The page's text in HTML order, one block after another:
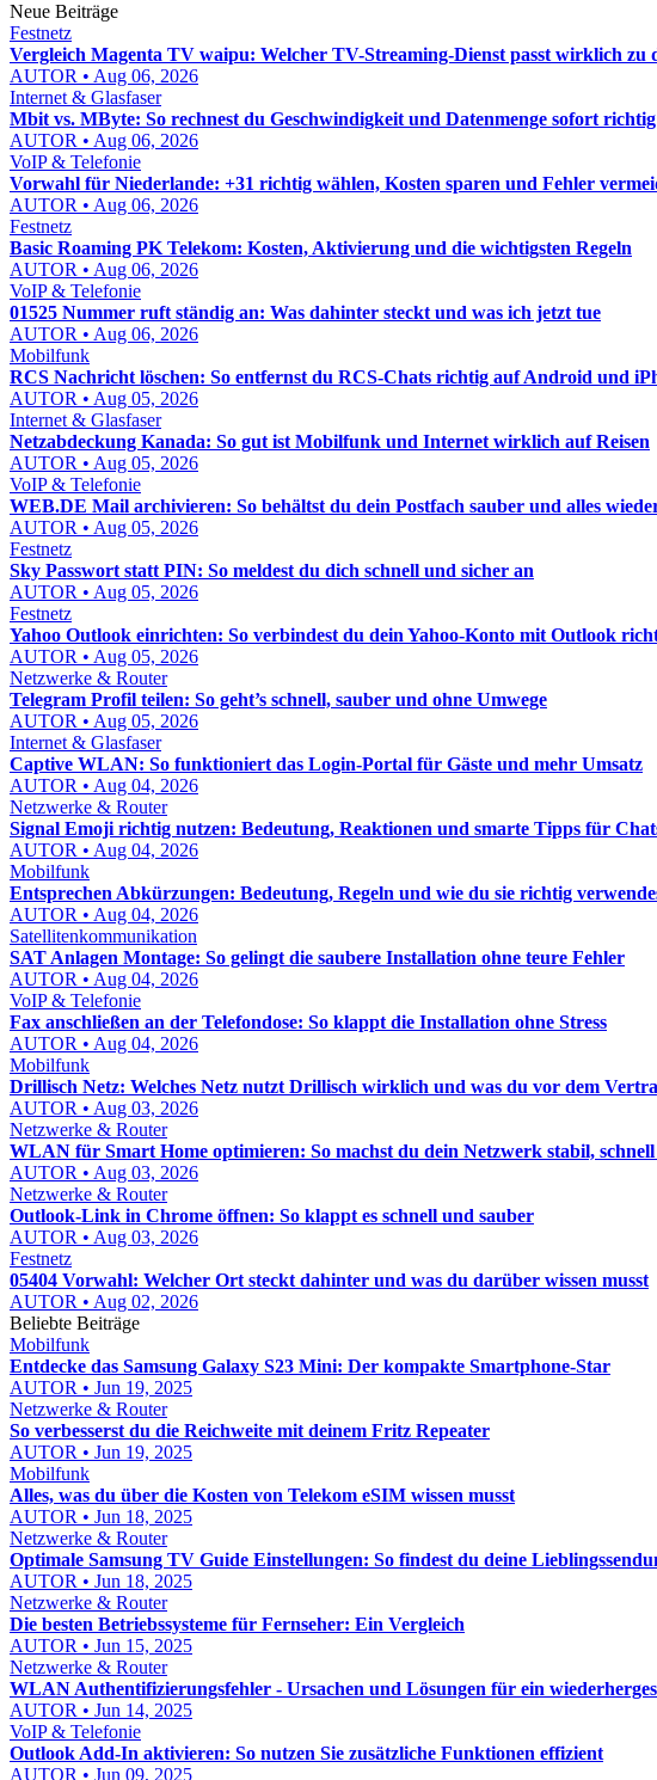
Neue Beiträge
Festnetz
Vergleich Magenta TV waipu: Welcher TV-Streaming-Dienst passt wirklich zu
AUTOR • Aug 06, 2026
Internet & Glasfaser
Mbit vs. MByte: So rechnest du Geschwindigkeit und Datenmenge sofort richtig
AUTOR • Aug 06, 2026
VoIP & Telefonie
Vorwahl für Niederlande: +31 richtig wählen, Kosten sparen und Fehler
AUTOR • Aug 06, 2026
Festnetz
Basic Roaming PK Telekom: Kosten, Aktivierung und die wichtigsten Regeln
AUTOR • Aug 06, 2026
VoIP & Telefonie
01525 Nummer ruft ständig an: Was dahinter steckt und was ich jetzt tue
AUTOR • Aug 06, 2026
Mobilfunk
RCS Nachricht löschen: So entfernst du RCS-Chats richtig auf Android und
AUTOR • Aug 05, 2026
Internet & Glasfaser
Netzabdeckung Kanada: So gut ist Mobilfunk und Internet wirklich auf Reisen
AUTOR • Aug 05, 2026
VoIP & Telefonie
WEB.DE Mail archivieren: So behältst du dein Postfach sauber und alles
AUTOR • Aug 05, 2026
Festnetz
Sky Passwort statt PIN: So meldest du dich schnell und sicher an
AUTOR • Aug 05, 2026
Festnetz
Yahoo Outlook einrichten: So verbindest du dein Yahoo-Konto mit Outlook
AUTOR • Aug 05, 2026
Netzwerke & Router
Telegram Profil teilen: So geht’s schnell, sauber und ohne Umwege
AUTOR • Aug 05, 2026
Internet & Glasfaser
Captive WLAN: So funktioniert das Login-Portal für Gäste und mehr Umsatz
AUTOR • Aug 04, 2026
Netzwerke & Router
Signal Emoji richtig nutzen: Bedeutung, Reaktionen und smarte Tipps für
AUTOR • Aug 04, 2026
Mobilfunk
Entsprechen Abkürzungen: Bedeutung, Regeln und wie du sie richtig
AUTOR • Aug 04, 2026
Satellitenkommunikation
SAT Anlagen Montage: So gelingt die saubere Installation ohne teure Fehler
AUTOR • Aug 04, 2026
VoIP & Telefonie
Fax anschließen an der Telefondose: So klappt die Installation ohne Stress
AUTOR • Aug 04, 2026
Mobilfunk
Drillisch Netz: Welches Netz nutzt Drillisch wirklich und was du vor dem
AUTOR • Aug 03, 2026
Netzwerke & Router
WLAN für Smart Home optimieren: So machst du dein Netzwerk stabil,
AUTOR • Aug 03, 2026
Netzwerke & Router
Outlook-Link in Chrome öffnen: So klappt es schnell und sauber
AUTOR • Aug 03, 2026
Festnetz
05404 Vorwahl: Welcher Ort steckt dahinter und was du darüber wissen musst
AUTOR • Aug 02, 2026
Beliebte Beiträge
Mobilfunk
Entdecke das Samsung Galaxy S23 Mini: Der kompakte Smartphone-Star
AUTOR • Jun 19, 2025
Netzwerke & Router
So verbesserst du die Reichweite mit deinem Fritz Repeater
AUTOR • Jun 19, 2025
Mobilfunk
Alles, was du über die Kosten von Telekom eSIM wissen musst
AUTOR • Jun 18, 2025
Netzwerke & Router
Optimale Samsung TV Guide Einstellungen: So findest du deine
AUTOR • Jun 18, 2025
Netzwerke & Router
Die besten Betriebssysteme für Fernseher: Ein Vergleich
AUTOR • Jun 15, 2025
Netzwerke & Router
WLAN Authentifizierungsfehler - Ursachen und Lösungen für ein
AUTOR • Jun 14, 2025
VoIP & Telefonie
Outlook Add-In aktivieren: So nutzen Sie zusätzliche Funktionen effizient
AUTOR • Jun 09, 2025